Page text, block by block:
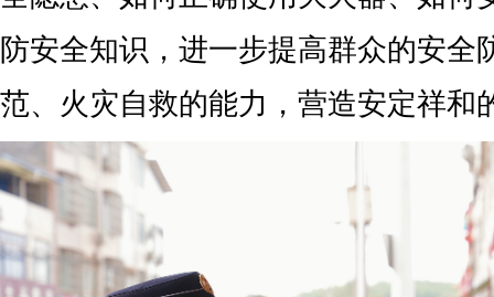
防安全知识，进一步提高群众的安全
范、火灾自救的能力，营造安定祥和